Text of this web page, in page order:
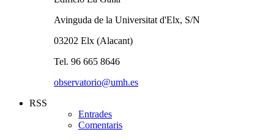
Avinguda de la Universitat d'Elx, S/N
03202 Elx (Alacant)
Tel. 96 665 8646
observatorio@umh.es
RSS
Entrades
Comentaris